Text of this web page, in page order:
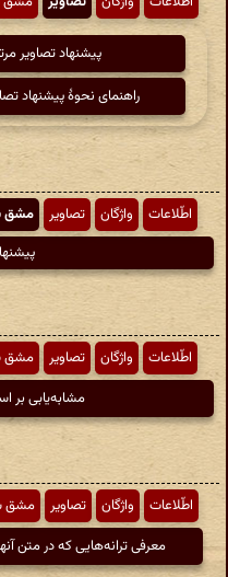
پیشنهاد تصاویر
راهنمای نحوهٔ پیشنهاد
اطّلاعات واژگان تصاویر مشق
اطّلاعات واژگان تصاویر مشق
مشابه‌یابی بر
اطّلاعات واژگان تصاویر مشق
معرفی ترانه‌هایی که در متن